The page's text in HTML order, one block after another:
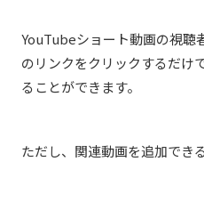
YouTubeショート動画の視聴
のリンクをクリックするだけ
ることができます。
ただし、関連動画を追加でき